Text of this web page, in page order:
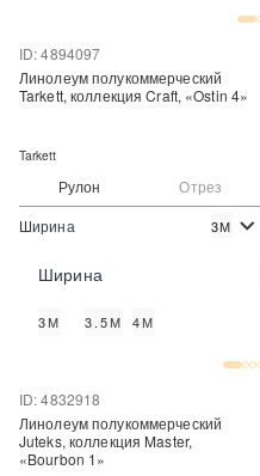
Рулон Отрез
ID: 4894097
Цена:
Линолеум полукоммерческий
Tarkett, коллекция Craft, «Ostin 4»
Tarkett
Ширина 3М
Ширина
3М 3.5М 4М
ID: 4832918
Линолеум полукоммерческий
Juteks, коллекция Master,
«Bourbon 1»